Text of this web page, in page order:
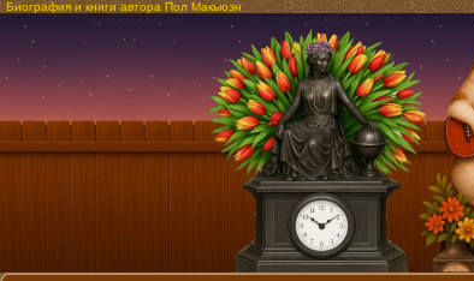
Биография и книги автора Пол Макьюэн